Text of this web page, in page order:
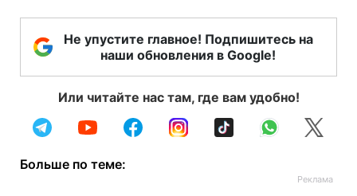
Не упустите главное! Подпишитесь на
наши обновления в Google!
Или читайте нас там, где вам удобно!
Больше по теме: